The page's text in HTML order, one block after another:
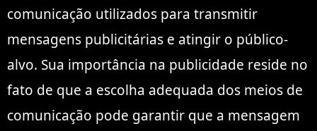
comunicação utilizados para transmitir
mensagens publicitárias e atingir o público-
alvo. Sua importância na publicidade reside no
fato de que a escolha adequada dos meios de
comunicação pode garantir que a mensagem